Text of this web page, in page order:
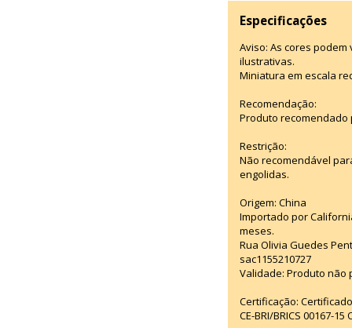
Especificações
Aviso: As cores
ilustrativas.
Miniatura em escala
Recomendação:
Produto recomendado
Restrição:
Não recomendável
engolidas.
Origem: China
Importado por
meses.
Rua Olivia Guedes
sac1155210727
Validade: Produto não
Certificação:
CE-BRI/BRICS 00167-